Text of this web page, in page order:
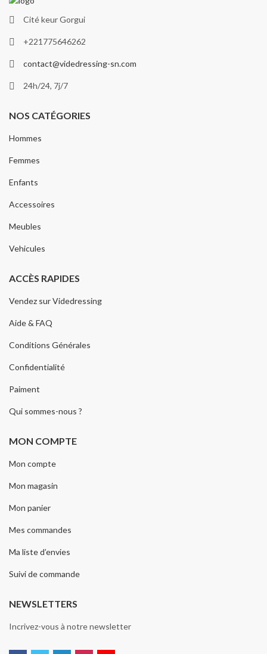
Cité keur Gorgui
+221775646262
contact@videdressing-sn.com
24h/24, 7j/7
NOS CATÉGORIES
Hommes
Femmes
Enfants
Accessoires
Meubles
Vehicules
ACCÈS RAPIDES
Vendez sur Videdressing
Aide & FAQ
Conditions Générales
Confidentialité
Paiment
Qui sommes-nous ?
MON COMPTE
Mon compte
Mon magasin
Mon panier
Mes commandes
Ma liste d’envies
Suivi de commande
NEWSLETTERS
Incrivez-vous à notre newsletter